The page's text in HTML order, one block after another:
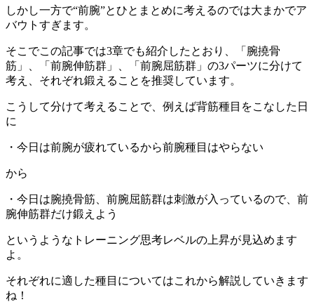
しかし一方で“前腕”とひとまとめに考えるのでは大まかでア
バウトすぎます。
そこでこの記事では3章でも紹介したとおり、
「腕撓骨
筋」
「前腕伸筋群」 「前腕屈筋群」 の3パーツに分けて
考え、それぞれ鍛えることを推奨しています。
こうして分けて考えることで、例えば背筋種目をこなした日
に
・今日は前腕が疲れているから前腕種目はやらない
から
・今日は腕撓骨筋、前腕屈筋群は刺激が入っているので、前
腕伸筋群だけ鍛えよう
というような トレーニング思考レベルの上昇が見込めます
よ。
それぞれに適した種目についてはこれから解説していきます
ね！